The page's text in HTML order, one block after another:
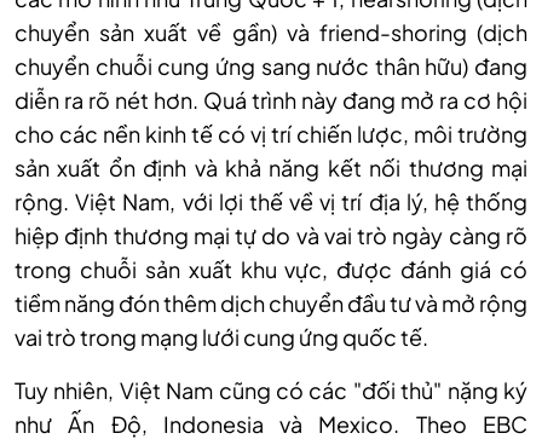
chuyển sản xuất về gần) và friend-shoring (dịch
chuyển chuỗi cung ứng sang nước thân hữu) đang
diễn ra rõ nét hơn. Quá trình này đang mở ra cơ hội
cho các nền kinh tế có vị trí chiến lược, môi trường
sản xuất ổn định và khả năng kết nối thương mại
rộng. Việt Nam, với lợi thế về vị trí địa lý, hệ thống
hiệp định thương mại tự do và vai trò ngày càng rõ
trong chuỗi sản xuất khu vực, được đánh giá có
tiềm năng đón thêm dịch chuyển đầu tư và mở rộng
vai trò trong mạng lưới cung ứng quốc tế.
Tuy nhiên, Việt Nam cũng có các "đối thủ" nặng ký
như Ấn Độ, Indonesia và Mexico. Theo EBC